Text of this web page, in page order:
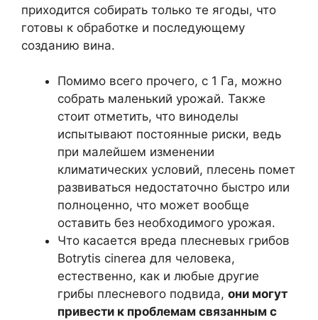
приходится собирать только те ягоды, что
готовы к обработке и последующему
созданию вина.
Помимо всего прочего, с 1 Га, можно
собрать маленький урожай. Также
стоит отметить, что виноделы
испытывают постоянные риски, ведь
при малейшем изменении
климатических условий, плесень помет
развиваться недостаточно быстро или
полноценно, что может вообще
оставить без необходимого урожая.
Что касается вреда плесневых грибов
Botrytis cinerea для человека,
естественно, как и любые другие
грибы плесневого подвида, они могут
привести к проблемам связанным с